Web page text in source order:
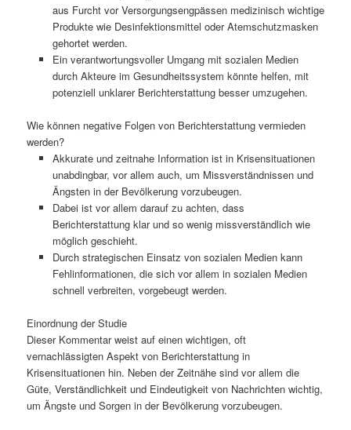
aus Furcht vor Versorgungsengpässen medizinisch wichtige
Produkte wie Desinfektionsmittel oder Atemschutzmasken
gehortet werden.
Ein verantwortungsvoller Umgang mit sozialen Medien
durch Akteure im Gesundheitssystem könnte helfen, mit
potenziell unklarer Berichterstattung besser umzugehen.
Wie können negative Folgen von Berichterstattung vermieden
werden?
Akkurate und zeitnahe Information ist in Krisensituationen
unabdingbar, vor allem auch, um Missverständnissen und
Ängsten in der Bevölkerung vorzubeugen.
Dabei ist vor allem darauf zu achten, dass
Berichterstattung klar und so wenig missverständlich wie
möglich geschieht.
Durch strategischen Einsatz von sozialen Medien kann
Fehlinformationen, die sich vor allem in sozialen Medien
schnell verbreiten, vorgebeugt werden.
Einordnung der Studie
Dieser Kommentar weist auf einen wichtigen, oft
vernachlässigten Aspekt von Berichterstattung in
Krisensituationen hin. Neben der Zeitnähe sind vor allem die
Güte, Verständlichkeit und Eindeutigkeit von Nachrichten wichtig,
um Ängste und Sorgen in der Bevölkerung vorzubeugen.